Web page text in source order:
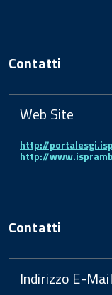
Contatti
Web Site
http://
http://
Contatti
Indirizzo E-Mail